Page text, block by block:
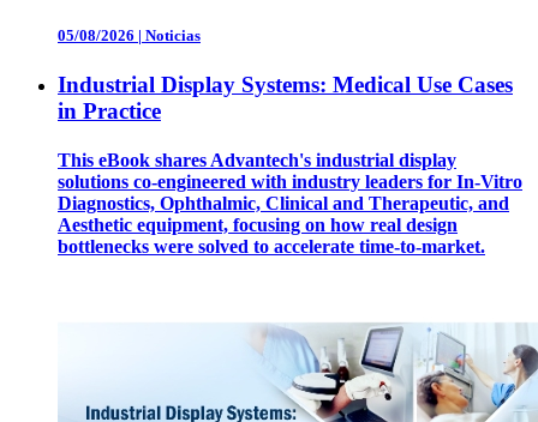
05/08/2026 | Noticias
Industrial Display Systems: Medical Use Cases
in Practice
This eBook shares Advantech's industrial display
solutions co-engineered with industry leaders for In-Vitro
Diagnostics, Ophthalmic, Clinical and Therapeutic, and
Aesthetic equipment, focusing on how real design
bottlenecks were solved to accelerate time-to-market.